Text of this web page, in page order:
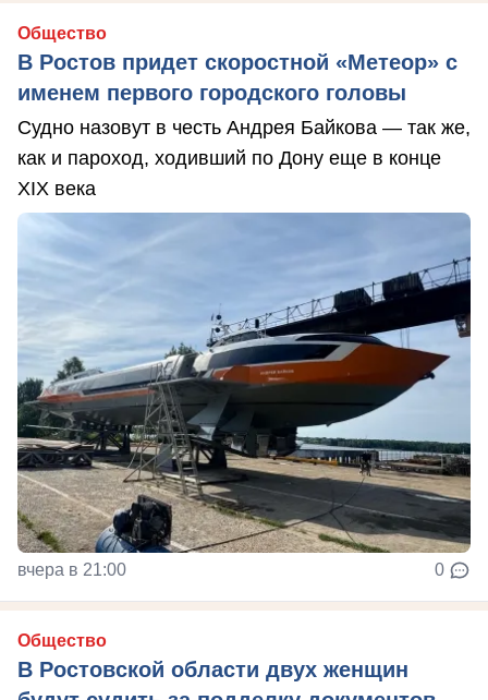
Общество
В Ростов придет скоростной «Метеор» с
именем первого городского головы
Судно назовут в честь Андрея Байкова — так же,
как и пароход, ходивший по Дону еще в конце
XIX века
вчера в 21:00 0
Общество
В Ростовской области двух женщин